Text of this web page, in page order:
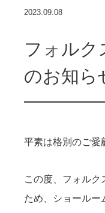
2023.09.08
フォルク
のお知ら
平素は格別のご愛
この度、フォルク
ため、ショールー